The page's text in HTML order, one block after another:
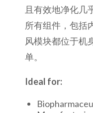
且有效地净化几
所有组件，包括
风模块都位于机
单。
Ideal for: